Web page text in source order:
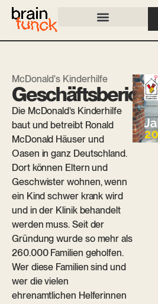
McDonald's Kinderhilfe
Geschäftsbericht.
Die McDonald’s Kinderhilfe
baut und betreibt Ronald
McDonald Häuser und
Oasen in ganz Deutschland.
Dort können Eltern und
Geschwister wohnen, wenn
ein Kind schwer krank wird
und in der Klinik behandelt
werden muss. Seit der
Gründung wurde so mehr als
260.000 Familien geholfen.
Wer diese Familien sind und
wer die vielen
ehrenamtlichen Helferinnen